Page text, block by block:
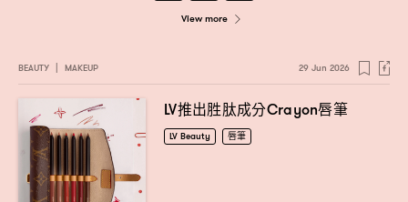
View more
BEAUTY MAKEUP 29 Jun 2026
LV推出胜肽成分Crayon唇筆
LV Beauty 唇筆